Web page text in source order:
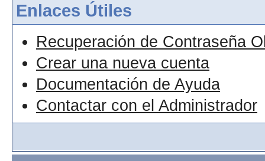
Enlaces Útiles
Recuperación de Contraseña
Crear una nueva cuenta
Documentación de Ayuda
Contactar con el Administrador